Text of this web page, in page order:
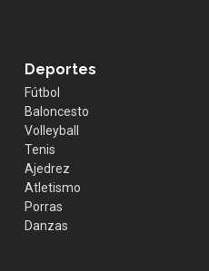
Deportes
Fútbol
Baloncesto
Volleyball
Tenis
Ajedrez
Atletismo
Porras
Danzas